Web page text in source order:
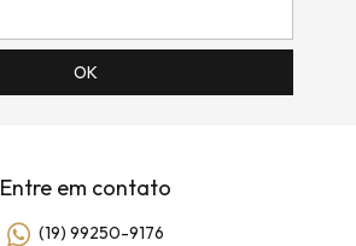
Entre em contato
(19) 99250-9176